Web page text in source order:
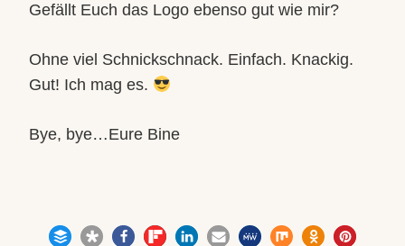
Gefällt Euch das Logo ebenso gut wie mir?
Ohne viel Schnickschnack. Einfach. Knackig.
Gut! Ich mag es.
Bye, bye…Eure Bine